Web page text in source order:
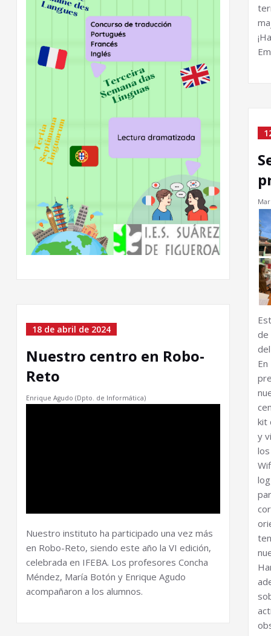
18 de abril de 2024
Nuestro centro en Robo-
Reto
Enrique Agudo (Dpto. de Informática)
Nuestro instituto ha participado una vez más
en Robo-Reto, siendo este año la VI edición,
celebrada en IFEBA. Los profesores Concha
Méndez, María Botón y Enrique Agudo
acompañaron a los alumnos.
kit
y